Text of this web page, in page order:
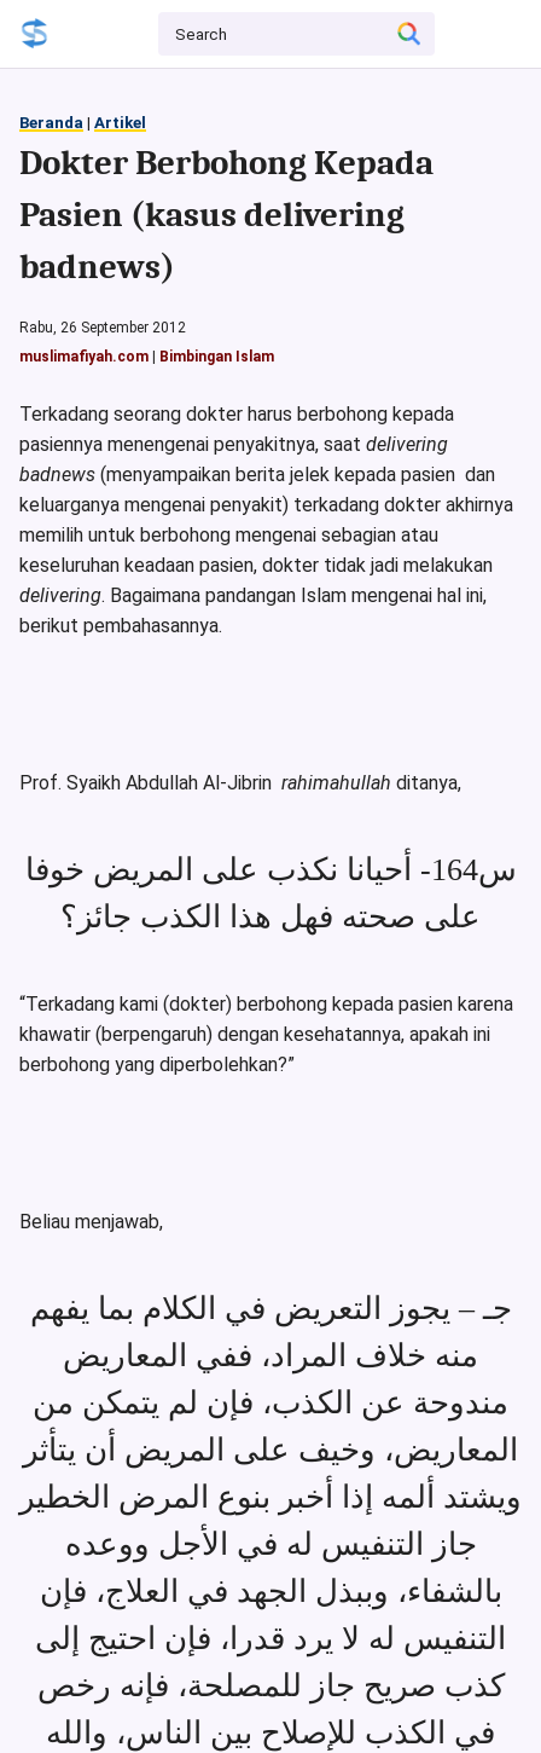
Beranda | Artikel
Dokter Berbohong Kepada
Pasien (kasus delivering
badnews)
Rabu, 26 September 2012
muslimafiyah.com
Bimbingan Islam
Terkadang seorang dokter harus berbohong kepada
pasiennya menengenai penyakitnya, saat delivering
badnews (menyampaikan berita jelek kepada pasien dan
keluarganya mengenai penyakit) terkadang dokter akhirnya
memilih untuk berbohong mengenai sebagian atau
keseluruhan keadaan pasien, dokter tidak jadi melakukan
delivering. Bagaimana pandangan Islam mengenai hal ini,
berikut pembahasannya.
Prof. Syaikh Abdullah Al-Jibrin rahimahullah ditanya,
س164- أحيانا نكذب على المريض خوفا
على صحته فهل هذا الكذب جائز؟
“Terkadang kami (dokter) berbohong kepada pasien karena
khawatir (berpengaruh) dengan kesehatannya, apakah ini
berbohong yang diperbolehkan?”
Beliau menjawab,
جـ – يجوز التعريض في الكلام بما يفهم
منه خلاف المراد، ففي المعاريض
مندوحة عن الكذب، فإن لم يتمكن من
المعاريض، وخيف على المريض أن يتأثر
ويشتد ألمه إذا أخبر بنوع المرض الخطير
جاز التنفيس له في الأجل ووعده
بالشفاء، وببذل الجهد في العلاج، فإن
التنفيس له لا يرد قدرا، فإن احتيج إلى
كذب صريح جاز للمصلحة، فإنه رخص
في الكذب للإصلاح بين الناس، والله